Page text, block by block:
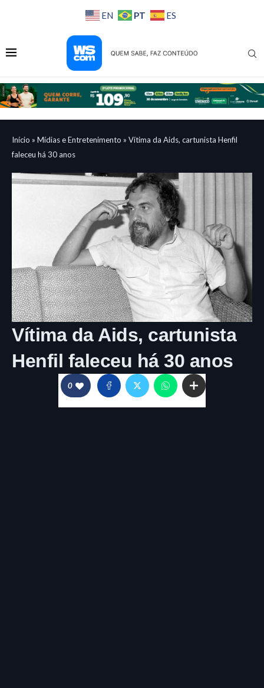
EN PT ES
Início » Mídias e Entretenimento » Vítima da Aids, cartunista Henfil
faleceu há 30 anos
Vítima da Aids, cartunista
Henfil faleceu há 30 anos
0